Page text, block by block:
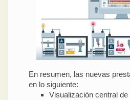
En resumen, las nuevas
en lo siguiente:
Visualización central